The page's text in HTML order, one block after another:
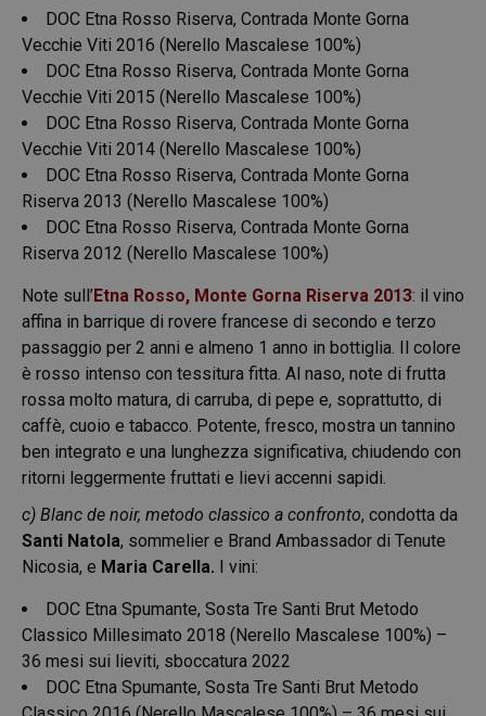
DOC Etna Rosso Riserva, Contrada Monte Gorna
Vecchie Viti 2016 (Nerello Mascalese 100%)
DOC Etna Rosso Riserva, Contrada Monte Gorna
Vecchie Viti 2015 (Nerello Mascalese 100%)
DOC Etna Rosso Riserva, Contrada Monte Gorna
Vecchie Viti 2014 (Nerello Mascalese 100%)
DOC Etna Rosso Riserva, Contrada Monte Gorna
Riserva 2013 (Nerello Mascalese 100%)
DOC Etna Rosso Riserva, Contrada Monte Gorna
Riserva 2012 (Nerello Mascalese 100%)
Note sull’Etna Rosso, Monte Gorna Riserva 2013: il vino
affina in barrique di rovere francese di secondo e terzo
passaggio per 2 anni e almeno 1 anno in bottiglia. Il colore
è rosso intenso con tessitura fitta. Al naso, note di frutta
rossa molto matura, di carruba, di pepe e, soprattutto, di
caffè, cuoio e tabacco. Potente, fresco, mostra un tannino
ben integrato e una lunghezza significativa, chiudendo con
ritorni leggermente fruttati e lievi accenni sapidi.
c) Blanc de noir, metodo classico a confronto, condotta da
Santi Natola, sommelier e Brand Ambassador di Tenute
Nicosia, e Maria Carella. I vini:
DOC Etna Spumante, Sosta Tre Santi Brut Metodo
Classico Millesimato 2018 (Nerello Mascalese 100%) –
36 mesi sui lieviti, sboccatura 2022
DOC Etna Spumante, Sosta Tre Santi Brut Metodo